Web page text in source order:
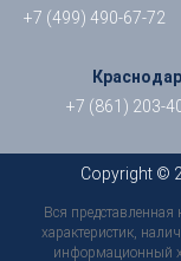
+7 (499) 490-67-72
Краснодар
+7 (861) 203-
Copyright ©
Вся
характеристик,
информационный